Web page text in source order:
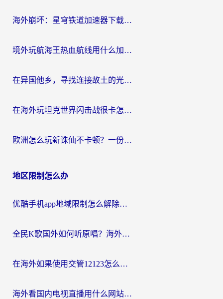
海外崩坏：星穹铁道加速器下载安装：一份给游子的终极网络指南
境外玩航海王热血航线用什么加速器？2026海外玩家实测最优方案（附欧洲问道堡垒前线加速技巧）
在异国他乡，寻找连接故土的光明大陆免费加速器
在海外玩坦克世界闪击战很卡怎么办？老玩家亲测有效的加速器选择指南
欧洲怎么玩新诛仙不卡顿？一份给海外游子的国服游戏畅玩指南
地区限制怎么办
优酷手机app地域限制怎么解除？海外党亲测有效的追剧方案
全民K歌国外如何听原唱？海外党亲测有效的回国加速器选择指南
在海外如果使用交管12123怎么处理？留学生亲测有效的回国加速方案
海外看国内电视直播用什么网站比较好？一篇解决你所有追剧难题的实用指南